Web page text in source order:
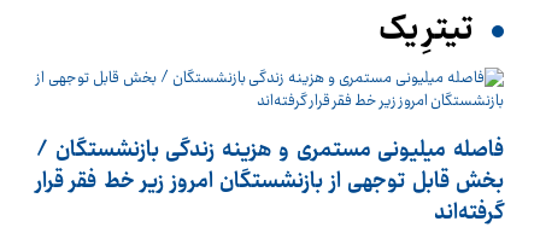
تیترِ یک
فاصله میلیونی مستمری و هزینه زندگی بازنشستگان /
بخش قابل توجهی از بازنشستگان امروز زیر خط فقر قرار
گرفته‌اند